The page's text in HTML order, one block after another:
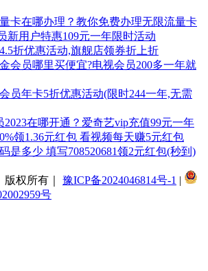
卡在哪办理？教你免费办理无限流量卡
新用户特惠109元一年限时活动
折优惠活动,旗舰店领券折上折
会员哪里买便宜?电视会员200多一年就
员年卡5折优惠活动(限时244一年,无需
2023在哪开通？爱奇艺vip充值99元一年
领1.36元红包 看视频每天赚5元红包
是多少 填写708520681领2元红包(秒到)
版权所有｜ 豫ICP备2024046814号-1 |
号